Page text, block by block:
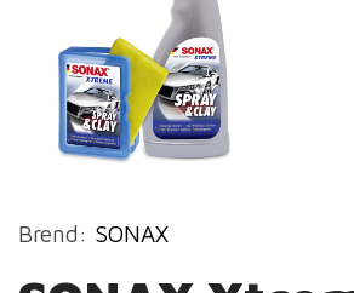
Brend: SONAX